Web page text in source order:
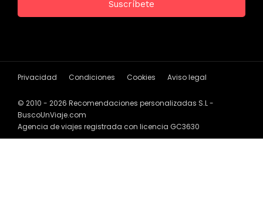
Privacidad Condiciones Cookies Aviso legal
© 2010 - 2026 Recomendaciones personalizadas S.L -
BuscoUnViaje.com
Agencia de viajes registrada con licencia GC3630